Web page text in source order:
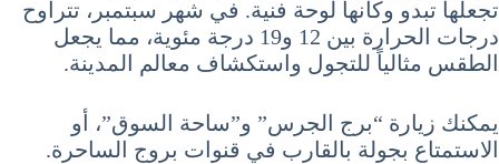
تجعلها تبدو وكأنها لوحة فنية. في شهر سبتمبر، تتراوح
درجات الحرارة بين 12 و19 درجة مئوية، مما يجعل
الطقس مثالياً للتجول واستكشاف معالم المدينة.
يمكنك زيارة “برج الجرس” و”ساحة السوق”، أو
الاستمتاع بجولة بالقارب في قنوات بروج الساحرة.